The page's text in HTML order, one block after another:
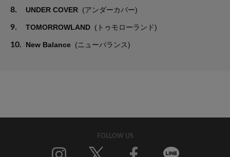
8. UNDER COVER (アンダーカバー)
9. TOMORROWLAND (トゥモローランド)
10. New Balance (ニューバランス)
FOLLOW US